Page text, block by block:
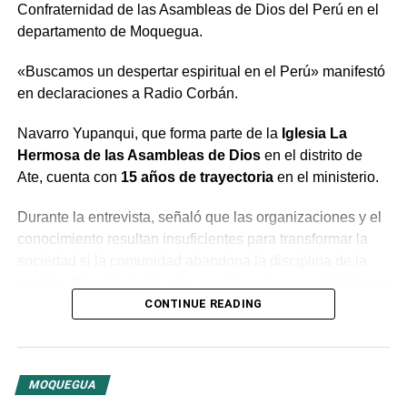
Confraternidad de las Asambleas de Dios del Perú en el
departamento de Moquegua.
«Buscamos un despertar espiritual en el Perú» manifestó
en declaraciones a Radio Corbán.
Navarro Yupanqui, que forma parte de la Iglesia La
Hermosa de las Asambleas de Diosen el distrito de
Ate, cuenta con 15 años de trayectoriaen el ministerio.
Durante la entrevista, señaló que las organizaciones y el
conocimiento resultan insuficientes para transformar la
conjunto bajo la guía del Espíritu Santo para generar un
las distintas congregaciones para impulsar la fe en las
CONTINUE READING
MOQUEGUA